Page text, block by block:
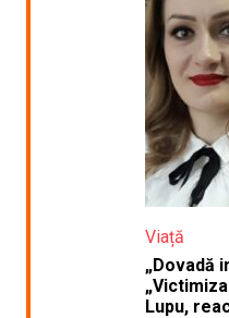
Viață
„Dovadă
Lupu,